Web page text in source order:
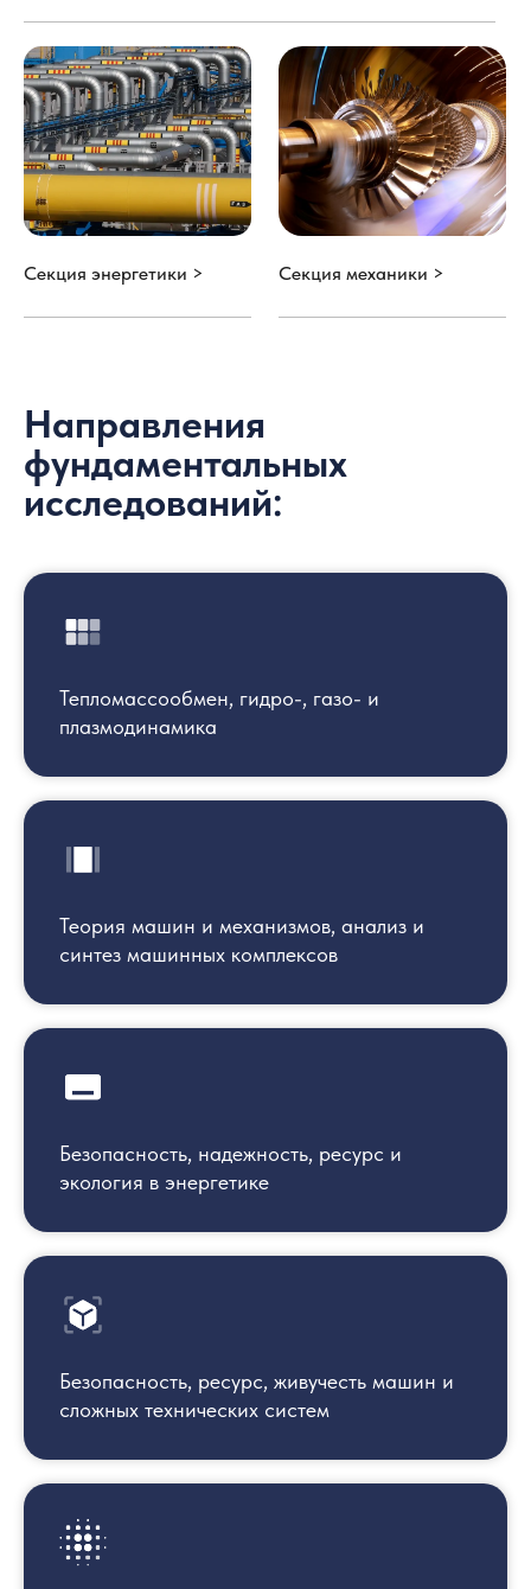
Секция механики >
Секция энергетики >
Направления
фундаментальных
исследований:
Тепломассообмен, гидро-, газо- и
плазмодинамика
Теория машин и механизмов, анализ и
синтез машинных комплексов
Безопасность, надежность, ресурс и
экология в энергетике
Безопасность, ресурс, живучесть машин и
сложных технических систем